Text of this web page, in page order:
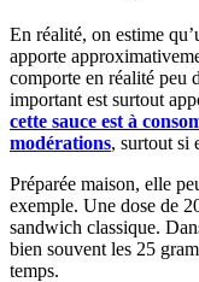
En réalité, on estime
apporte
comporte en réalité peu
important est surtout
cette sauce est à
modérations, surtout si
Préparée maison, elle
exemple. Une dose de
sandwich classique.
bien souvent les 25
temps.